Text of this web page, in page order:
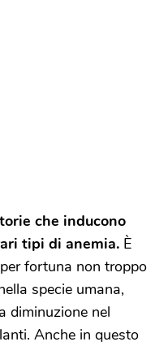
che inducono
tipi di anemia. È
fortuna non troppo
specie umana,
diminuzione nel
Anche in questo